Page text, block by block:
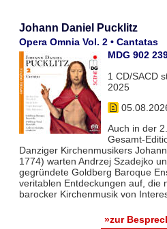
Johann Daniel Pucklitz
Opera Omnia Vol. 2 • Cantatas
MDG 902
1 CD/SACD
2025
Auch in der
Gesamt-
Danziger Kirchenmusikers
1774) warten Andrzej Szadejko
gegründete Goldberg Baroque
veritablen Entdeckungen auf, die
barocker Kirchenmusik von
»zur